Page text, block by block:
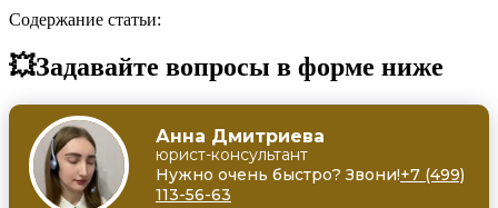
Содержание статьи:
💥Задавайте вопросы в форме ниже